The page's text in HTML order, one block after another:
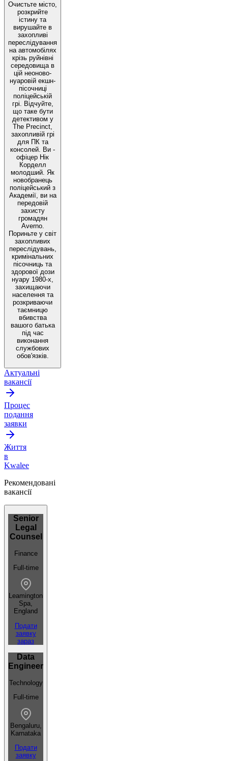
Очистьте місто,
розкрийте
істину та
вирушайте в
захопливі
переслідування
на автомобілях
крізь руйнівні
середовища в
цій неоново-
нуаровій екшн-
пісочниці
поліцейській
грі. Відчуйте,
що таке бути
детективом у
The Precinct,
захопливій грі
для ПК та
консолей. Ви -
офіцер Нік
Корделл
молодший. Як
новобранець
поліцейський з
Академії, ви на
передовій
захисту
громадян
Averno.
Пориньте у світ
захопливих
переслідувань,
кримінальних
пісочниць та
здорової дози
нуару 1980-х,
захищаючи
населення та
розкриваючи
таємницю
вбивства
вашого батька
під час
виконання
службових
обов'язків.
Актуальні
вакансії
Процес
подання
заявки
Життя
в
Kwalee
Рекомендовані
вакансії
Senior
Legal
Counsel
Finance
Full-time
Leamington
Spa,
England
Подати
заявку
зараз
Data
Engineer
Technology
Full-time
Bengaluru,
Karnataka
Подати
заявку